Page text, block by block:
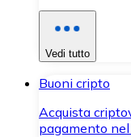
Vedi tutto
Buoni cripto
Acquista
pagamento